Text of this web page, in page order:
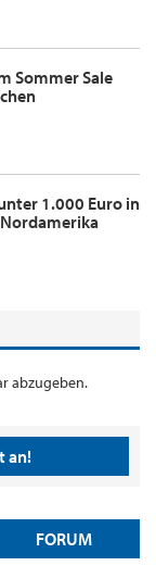
Sommer Sale
1.000 Euro in
Nordamerika
abzugeben.
an!
FORUM